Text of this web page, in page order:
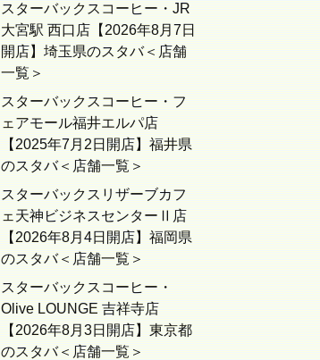
スターバックスコーヒー・JR
大宮駅 西口店【2026年8月7日
開店】埼玉県のスタバ＜店舗
一覧＞
スターバックスコーヒー・フ
ェアモール福井エルパ店
【2025年7月2日開店】福井県
のスタバ＜店舗一覧＞
スターバックスリザーブカフ
ェ天神ビジネスセンターⅡ店
【2026年8月4日開店】福岡県
のスタバ＜店舗一覧＞
スターバックスコーヒー・
Olive LOUNGE 吉祥寺店
【2026年8月3日開店】東京都
のスタバ＜店舗一覧＞